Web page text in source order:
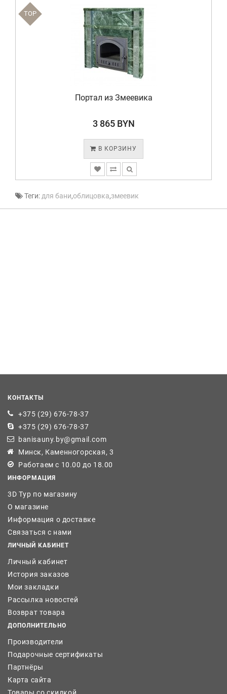
TOP
Портал из Змеевика
3 865 BYN
В КОРЗИНУ
Теги: для бани,облицовка,змеевик
КОНТАКТЫ
+375 (29) 676-78-37
+375 (29) 676-78-37
banisauny.by@gmail.com
Минск, Каменногорская, 3
Работаем с 10.00 до 18.00
ИНФОРМАЦИЯ
3D Тур по магазину
О магазине
Информация о доставке
Связаться с нами
ЛИЧНЫЙ КАБИНЕТ
Личный кабинет
История заказов
Мои закладки
Рассылка новостей
Возврат товара
ДОПОЛНИТЕЛЬНО
Производители
Подарочные сертификаты
Партнёры
Карта сайта